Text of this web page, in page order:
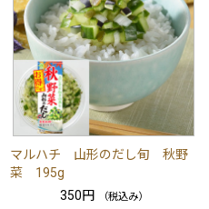
マルハチ 山形のだし旬 秋野
菜 195g
350円
（税込み）